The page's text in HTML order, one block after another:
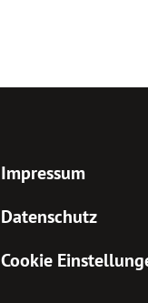
Impressum
Datenschutz
Cookie